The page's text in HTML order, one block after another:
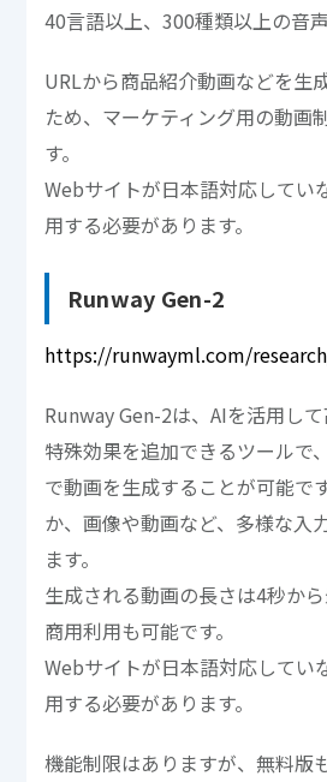
40言語以上、300種類以上の音声
URLから商品紹介動画などを生
ため、マーケティング用の動画
す。
Webサイトが日本語対応してい
用する必要があります。
Runway Gen-2
https://runwayml.com/
Runway Gen-2は、AIを活用し
特殊効果を追加できるツールで
で動画を生成することが可能で
か、画像や動画など、多様な入
ます。
生成される動画の長さは4秒から
商用利用も可能です。
Webサイトが日本語対応してい
用する必要があります。
機能制限はありますが、無料版